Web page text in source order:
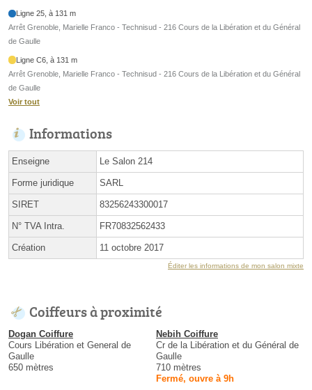
Ligne 25, à 131 m
Arrêt Grenoble, Marielle Franco - Technisud - 216 Cours de la Libération et du Général
de Gaulle
Ligne C6, à 131 m
Arrêt Grenoble, Marielle Franco - Technisud - 216 Cours de la Libération et du Général
de Gaulle
Voir tout
Informations
Enseigne Le Salon 214
Forme juridique SARL
SIRET 83256243300017
N° TVA Intra. FR70832562433
Création 11 octobre 2017
Éditer les informations de mon salon mixte
Coiffeurs à proximité
Dogan Coiffure
Cours Libération et General de
Gaulle
650 mètres
Nebih Coiffure
Cr de la Libération et du Général de
Gaulle
710 mètres
Fermé, ouvre à 9h